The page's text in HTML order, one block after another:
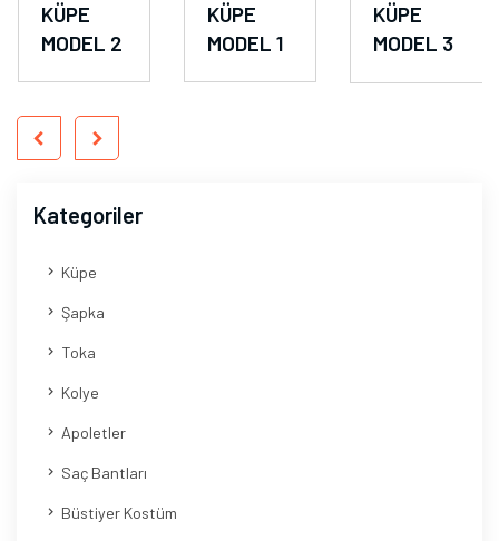
KÜPE
MODEL 2
KÜPE
MODEL 1
KÜPE
MODEL 3
Kategoriler
Küpe
Şapka
Toka
Kolye
Apoletler
Saç Bantları
Büstiyer Kostüm